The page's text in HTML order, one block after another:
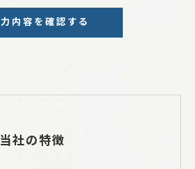
当社の特徴